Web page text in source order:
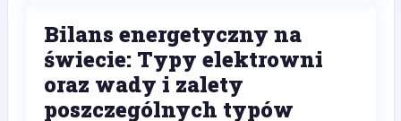
Bilans energetyczny na
świecie: Typy elektrowni
oraz wady i zalety
poszczególnych typów